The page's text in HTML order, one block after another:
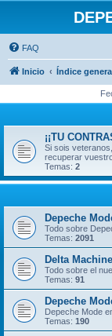
FAQ
Inicio Índice
¡¡TU
Si sois
recuperar
Temas: 2
Depeche
Todo sobre
Temas: 2091
Delta Machine
Todo sobre el
Temas: 91
Depeche
Depeche Mode
Temas: 190